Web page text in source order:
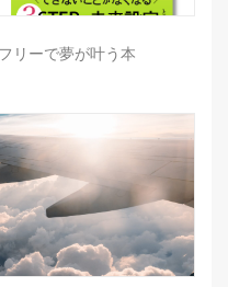
リーで夢が叶う本